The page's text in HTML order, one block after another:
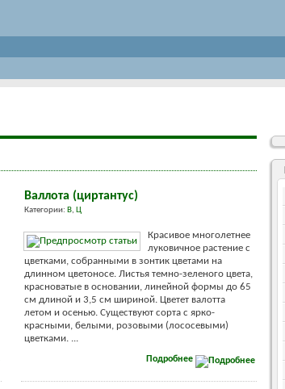
Валлота (циртантус)
Категории: В, Ц
Красивое многолетнее
луковичное растение с
цветками, собранными в зонтик цветами на
длинном цветоносе. Листья темно-зеленого цвета,
красноватые в основании, линейной формы до 65
см длиной и 3,5 см шириной. Цветет валотта
летом и осенью. Существуют сорта с ярко-
красными, белыми, розовыми (лососевыми)
цветками. ...
Подробнее